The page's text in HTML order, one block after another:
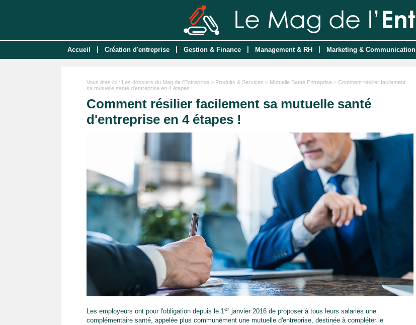
Accueil Création d'entreprise Gestion & Finance Management & RH Marketing & Communication
Vous êtes ici : Les dossiers du Mag de l'Entreprise > Produits & Services > Mutuelle Santé Entreprise > Comment résilier facilement
sa mutuelle santé d'entreprise en 4 étapes !
Comment résilier facilement sa mutuelle santé
d'entreprise en 4 étapes !
Les employeurs ont pour l'obligation depuis le 1er janvier 2016 de proposer à tous leurs salariés une
complémentaire santé, appelée plus communément une mutuelle d'entreprise, destinée à compléter le